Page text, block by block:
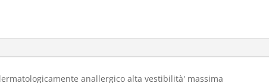
anallergico alta vestibilità' massima